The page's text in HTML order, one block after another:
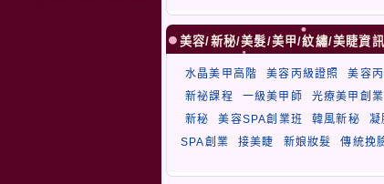
美容/新秘/美髮/美甲/紋繡/美睫資
水晶美甲高階 美容丙級證照 美容
新祕課程
一級美甲師 光療美甲創業
新秘
美容SPA創業班 韓風新秘 凝
SPA創業
接美睫 新娘妝髮 傳統挽